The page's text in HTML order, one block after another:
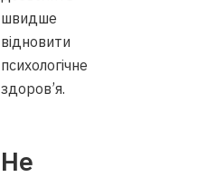
швидше
відновити
психологічне
здоров’я.
Не